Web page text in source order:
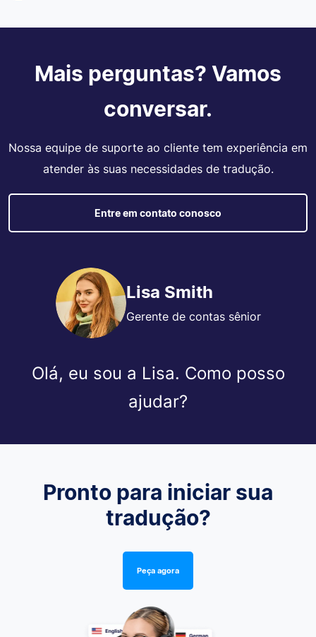
Mais perguntas? Vamos
conversar.
Nossa equipe de suporte ao cliente tem experiência em
atender às suas necessidades de tradução.
Entre em contato conosco
Lisa Smith
Gerente de contas sênior
Olá, eu sou a Lisa. Como posso
ajudar?
Pronto para iniciar sua
tradução?
Peça agora